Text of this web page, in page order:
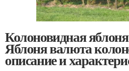
Колоновидная
Яблоня валюта
описание и